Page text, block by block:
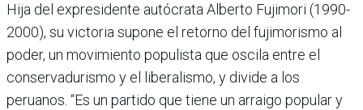
Hija del expresidente autócrata Alberto Fujimori (1990-
2000), su victoria supone el retorno del fujimorismo al
poder, un movimiento populista que oscila entre el
conservadurismo y el liberalismo, y divide a los
peruanos. “Es un partido que tiene un arraigo popular y